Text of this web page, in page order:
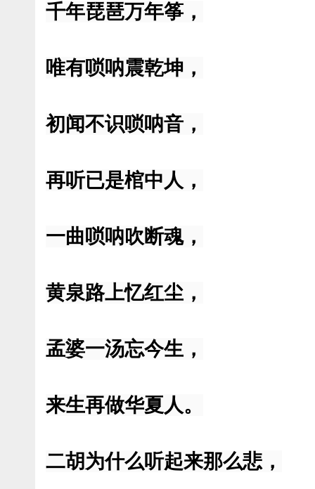
千年琵琶万年筝，
唯有唢呐震乾坤，
初闻不识唢呐音，
再听已是棺中人，
一曲唢呐吹断魂，
黄泉路上忆红尘，
孟婆一汤忘今生，
来生再做华夏人。
二胡为什么听起来那么悲，